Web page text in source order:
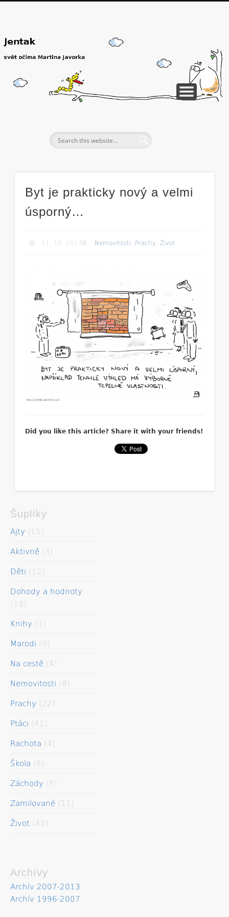
Byt je prakticky nový a velmi
úsporný…
11. 12. 2013 Nemovitosti Prachy, Život
Did you like this article? Share it with your friends!
Šuplíky
Ajty (15)
Aktivně (3)
Děti (12)
Dohody a hodnoty
(13)
Knihy (1)
Marodi (9)
Na cestě (4)
Nemovitosti (8)
Prachy (22)
Ptáci (41)
Rachota (4)
Škola (6)
Záchody (5)
Zamilované (11)
Život (42)
Archívy
Archív 2007-2013
Archív 1996-2007